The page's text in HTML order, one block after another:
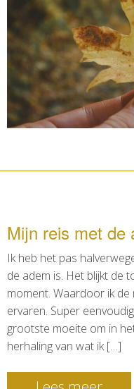
Mijn reis met de
Ik heb het pas
de adem is. Het blijkt de
moment. Waardoor ik de
ervaren. Super
grootste moeite om in
herhaling van wat ik […]